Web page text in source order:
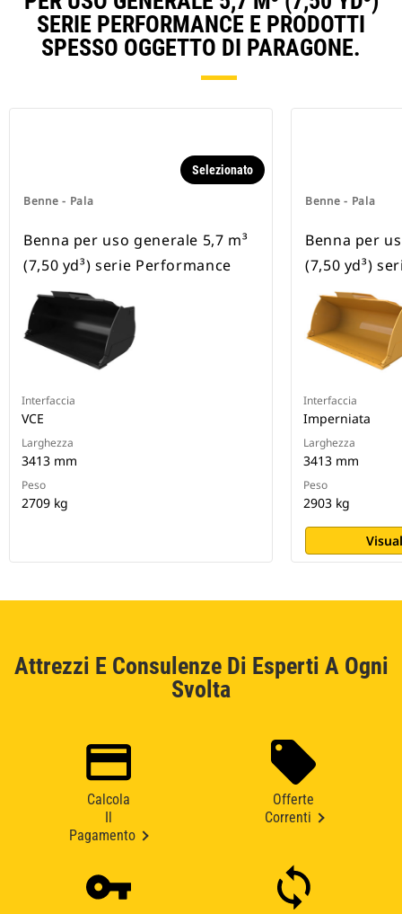
SERIE PERFORMANCE E PRODOTTI
SPESSO OGGETTO DI PARAGONE.
Benne - Pala
Selezionato
Benna per uso generale 5,7 m³
(7,50 yd³) serie Performance
Interfaccia
VCE
Larghezza
3413 mm
Peso
2709 kg
Benne - Pala
Benna per
(7,50 yd³)
Interfaccia
Imperniata
Larghezza
3413 mm
Peso
2903 kg
Attrezzi E Consulenze Di Esperti A Ogni
Svolta
Calcola
Pagamento
Offerte
Correnti